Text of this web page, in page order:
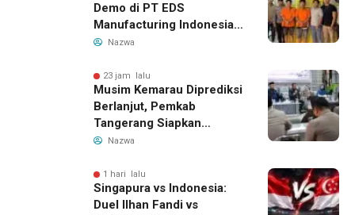
Demo di PT EDS
Manufacturing Indonesia
Ditahan, Polda Banten
Pengelolaan Limbah
Nazwa
23 jam lalu
Musim Kemarau Diprediksi
Berlanjut, Pemkab
Tangerang Siapkan
Langkah Antisipasi Krisis
Nazwa
1 hari lalu
Singapura vs Indonesia:
Duel Ilhan Fandi vs